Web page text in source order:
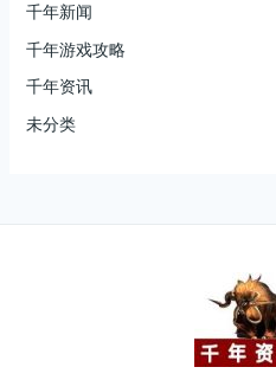
千年新闻
千年游戏攻略
千年资讯
未分类